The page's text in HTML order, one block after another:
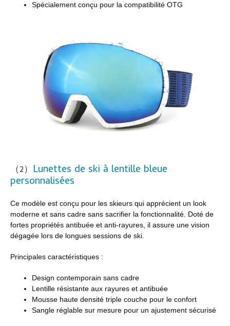
Spécialement conçu pour la compatibilité OTG
（2） Lunettes de ski à lentille bleue
personnalisées
Ce modèle est conçu pour les skieurs qui apprécient un look
moderne et sans cadre sans sacrifier la fonctionnalité. Doté de
fortes propriétés antibuée et anti-rayures, il assure une vision
dégagée lors de longues sessions de ski.
Principales caractéristiques :
Design contemporain sans cadre
Lentille résistante aux rayures et antibuée
Mousse haute densité triple couche pour le confort
Sangle réglable sur mesure pour un ajustement sécurisé